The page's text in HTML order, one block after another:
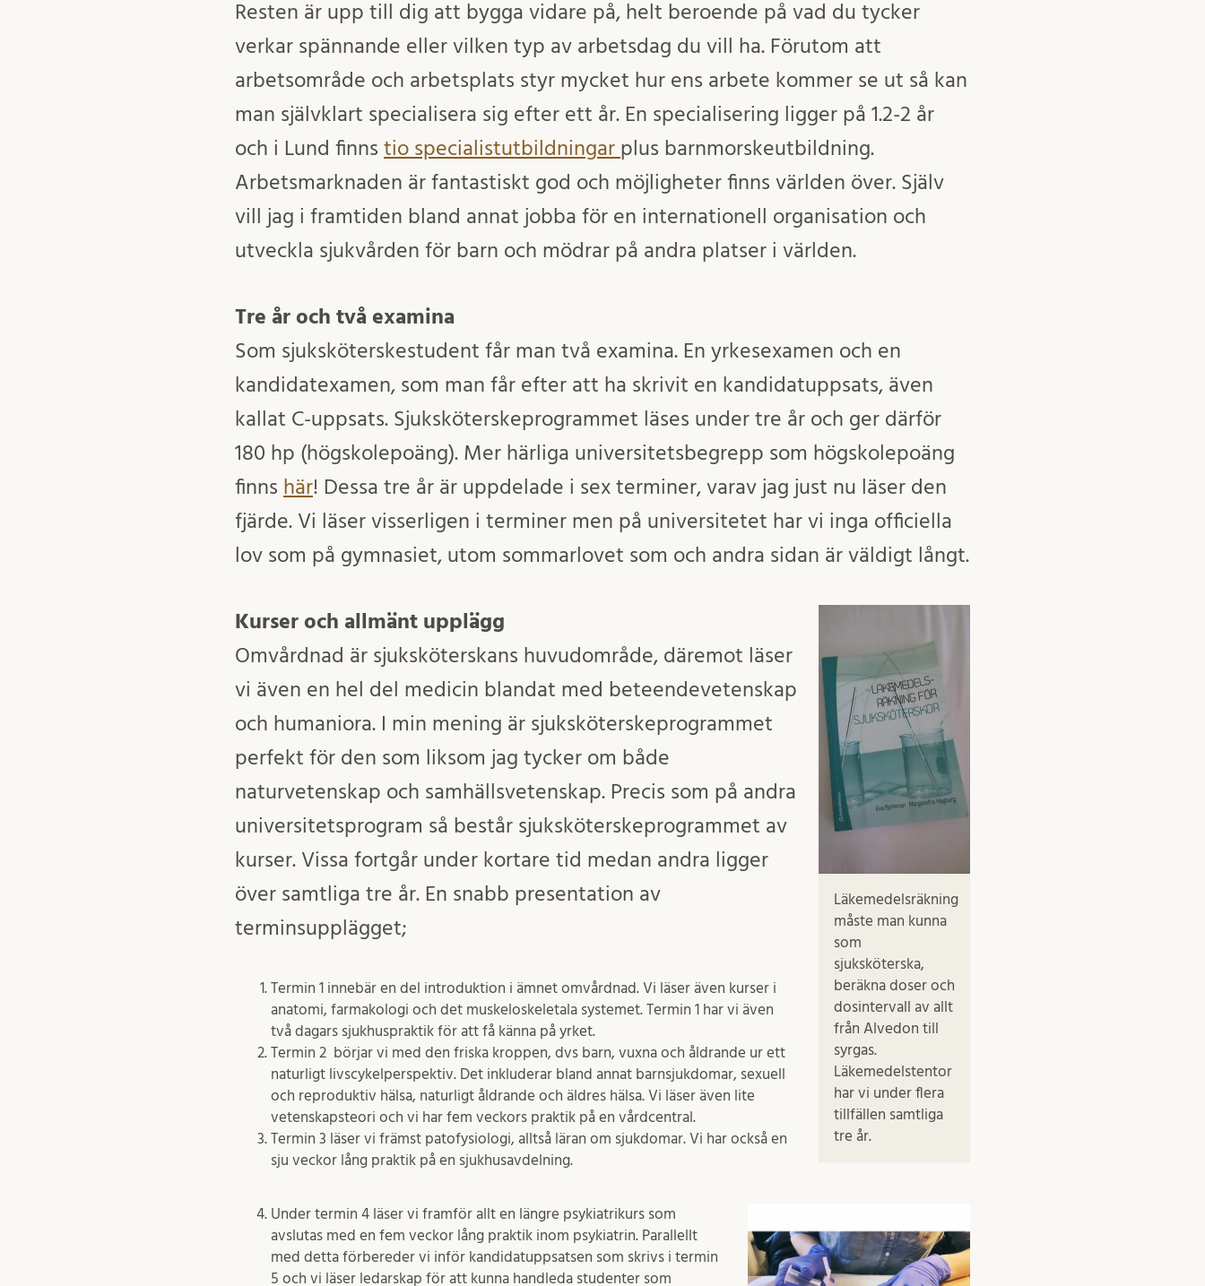
Resten är upp till dig att bygga vidare på, helt beroende på vad du tycker
verkar spännande eller vilken typ av arbetsdag du vill ha. Förutom att
arbetsområde och arbetsplats styr mycket hur ens arbete kommer se ut så kan
man självklart specialisera sig efter ett år. En specialisering ligger på 1.2-2 år
och i Lund finns tio specialistutbildningar plus barnmorskeutbildning.
Arbetsmarknaden är fantastiskt god och möjligheter finns världen över. Själv
vill jag i framtiden bland annat jobba för en internationell organisation och
utveckla sjukvården för barn och mödrar på andra platser i världen.
Tre år och två examina
Som sjuksköterskestudent får man två examina. En yrkesexamen och en
kandidatexamen, som man får efter att ha skrivit en kandidatuppsats, även
kallat C-uppsats. Sjuksköterskeprogrammet läses under tre år och ger därför
180 hp (högskolepoäng). Mer härliga universitetsbegrepp som högskolepoäng
finns här! Dessa tre år är uppdelade i sex terminer, varav jag just nu läser den
fjärde. Vi läser visserligen i terminer men på universitetet har vi inga officiella
lov som på gymnasiet, utom sommarlovet som och andra sidan är väldigt långt.
Läkemedelsräkning
måste man kunna
som
sjuksköterska,
beräkna doser och
dosintervall av allt
från Alvedon till
syrgas.
Läkemedelstentor
har vi under flera
tillfällen samtliga
tre år.
Kurser och allmänt upplägg
Omvårdnad är sjuksköterskans huvudområde, däremot läser
vi även en hel del medicin blandat med beteendevetenskap
och humaniora. I min mening är sjuksköterskeprogrammet
perfekt för den som liksom jag tycker om både
naturvetenskap och samhällsvetenskap. Precis som på andra
universitetsprogram så består sjuksköterskeprogrammet av
kurser. Vissa fortgår under kortare tid medan andra ligger
över samtliga tre år. En snabb presentation av
terminsupplägget;
Termin 1 innebär en del introduktion i ämnet omvårdnad. Vi läser även kurser i
anatomi, farmakologi och det muskeloskeletala systemet. Termin 1 har vi även
två dagars sjukhuspraktik för att få känna på yrket.
Termin 2 börjar vi med den friska kroppen, dvs barn, vuxna och åldrande ur ett
naturligt livscykelperspektiv. Det inkluderar bland annat barnsjukdomar, sexuell
och reproduktiv hälsa, naturligt åldrande och äldres hälsa. Vi läser även lite
vetenskapsteori och vi har fem veckors praktik på en vårdcentral.
Termin 3 läser vi främst patofysiologi, alltså läran om sjukdomar. Vi har också en
sju veckor lång praktik på en sjukhusavdelning.
Under termin 4 läser vi framför allt en längre psykiatrikurs som
avslutas med en fem veckor lång praktik inom psykiatrin. Parallellt
med detta förbereder vi inför kandidatuppsatsen som skrivs i termin
5 och vi läser ledarskap för att kunna handleda studenter som